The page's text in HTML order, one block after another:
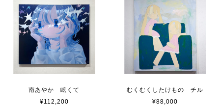
南あやか 眩くて
¥112,200
むくむくしたけもの チル
¥88,000